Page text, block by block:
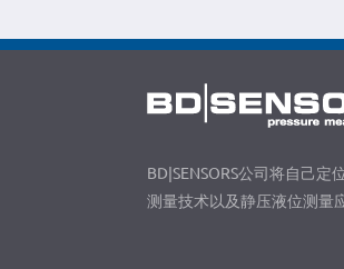
BD|SENSORS公司将自己定
测量技术以及静压液位测量